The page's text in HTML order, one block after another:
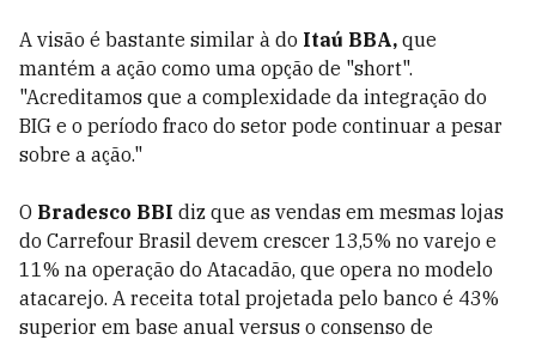
A visão é bastante similar à do Itaú BBA, que
mantém a ação como uma opção de "short".
"Acreditamos que a complexidade da integração do
BIG e o período fraco do setor pode continuar a pesar
sobre a ação."
O Bradesco BBI diz que as vendas em mesmas lojas
do Carrefour Brasil devem crescer 13,5% no varejo e
11% na operação do Atacadão, que opera no modelo
atacarejo. A receita total projetada pelo banco é 43%
superior em base anual versus o consenso de